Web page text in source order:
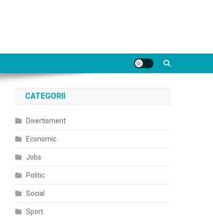
CATEGORII
Divertisment
Economic
Jobs
Politic
Social
Sport